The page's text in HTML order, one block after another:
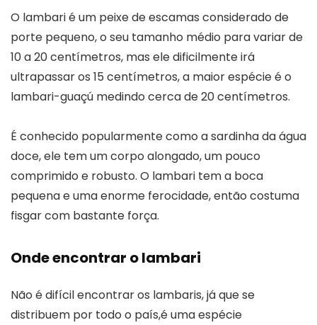
O lambari é um peixe de escamas considerado de
porte pequeno, o seu tamanho médio para variar de
10 a 20 centímetros, mas ele dificilmente irá
ultrapassar os 15 centímetros, a maior espécie é o
lambari-guaçú medindo cerca de 20 centímetros.
É conhecido popularmente como a sardinha da água
doce, ele tem um corpo alongado, um pouco
comprimido e robusto. O lambari tem a boca
pequena e uma enorme ferocidade, então costuma
fisgar com bastante força.
Onde encontrar o lambari
Não é difícil encontrar os lambaris, já que se
distribuem por todo o país,é uma espécie